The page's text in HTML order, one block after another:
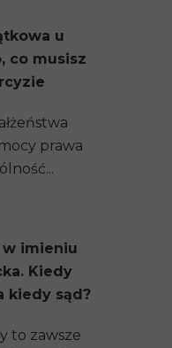
u
co musisz
prawa
imieniu
Kiedy
kiedy sąd?
to zawsze